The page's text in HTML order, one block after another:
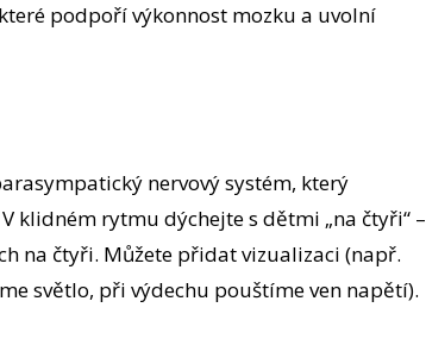
podpoří výkonnost mozku a uvolní
nervový systém, který
klidném rytmu dýchejte s dětmi „na čtyři“ –
na čtyři. Můžete přidat vizualizaci (např.
světlo, při výdechu pouštíme ven napětí).